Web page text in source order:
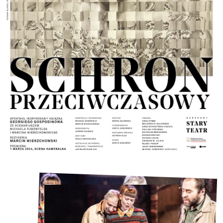
dyskretna muzyka i budujące klimat dawnych lat
kostiumy, scenografia i ruch sceniczny.-Przemysław
Gulda, guldapoleca
Obsada ról dublowanych:
16, 17 kwietnia 2026 – Anna Paruszyńska
Na podstawie książki pod tytułem
VREMEUBEZHISHTE Copyright @ 2020, Georgi
Gospodinow Wszelkie prawa zastrzeżone. Scenariusz
przekładu powieści Georgiego GospodinowaSchron
przeciwczasowy
autorstwa Magdaleny Pytlak,
Wydawnictwo Literackie, Kraków 2022. Oprawa
olfaktoryczna spektaklu: